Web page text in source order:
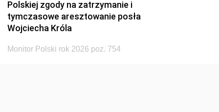
Polskiej zgody na zatrzymanie i
tymczasowe aresztowanie posła
Wojciecha Króla
Monitor Polski rok 2026 poz. 754